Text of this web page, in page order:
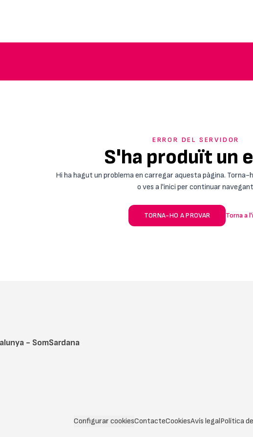
ERROR DEL SERVIDOR
S'ha produït un
Hi ha hagut un problema en carregar aquesta pàgina. Torna-
o ves a l'inici per continuar
TORNA-HO A PROVAR Torna a
- SomSardana
Configurar cookiesContacteCookiesAvís legalPolítica